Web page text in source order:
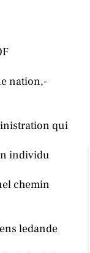
nation,-
qui
individu
chemin
ledande